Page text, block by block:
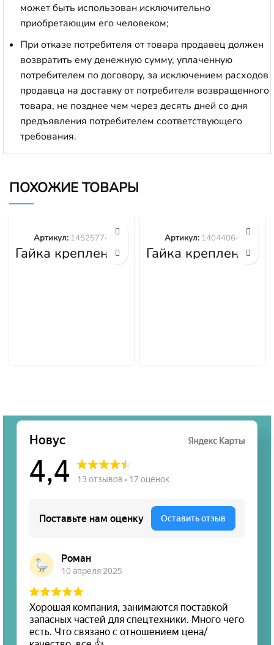
может быть использован исключительно
приобретающим его человеком;
При отказе потребителя от товара продавец должен
возвратить ему денежную сумму, уплаченную
потребителем по договору, за исключением расходов
продавца на доставку от потребителя возвращенного
товара, не позднее чем через десять дней со дня
предъявления потребителем соответствующего
требования.
ПОХОЖИЕ ТОВАРЫ
Гайка крепления
башмака
Артикул: 14525774
Гайка крепления
башмака
Артикул: 14044064